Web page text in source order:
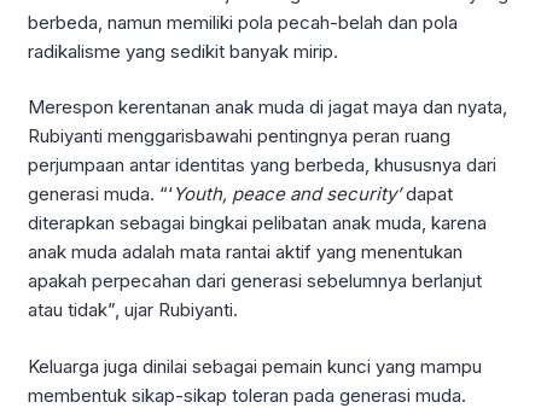
berbeda, namun memiliki pola pecah-belah dan pola
radikalisme yang sedikit banyak mirip.
Merespon kerentanan anak muda di jagat maya dan nyata,
Rubiyanti menggarisbawahi pentingnya peran ruang
perjumpaan antar identitas yang berbeda, khususnya dari
generasi muda. “‘Youth, peace and security’dapat
diterapkan sebagai bingkai pelibatan anak muda, karena
anak muda adalah mata rantai aktif yang menentukan
apakah perpecahan dari generasi sebelumnya berlanjut
atau tidak”, ujar Rubiyanti.
Keluarga juga dinilai sebagai pemain kunci yang mampu
membentuk sikap-sikap toleran pada generasi muda.